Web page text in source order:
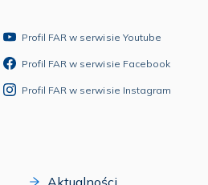
Profil FAR w serwisie Youtube
Profil FAR w serwisie Facebook
Profil FAR w serwisie Instagram
Aktualności